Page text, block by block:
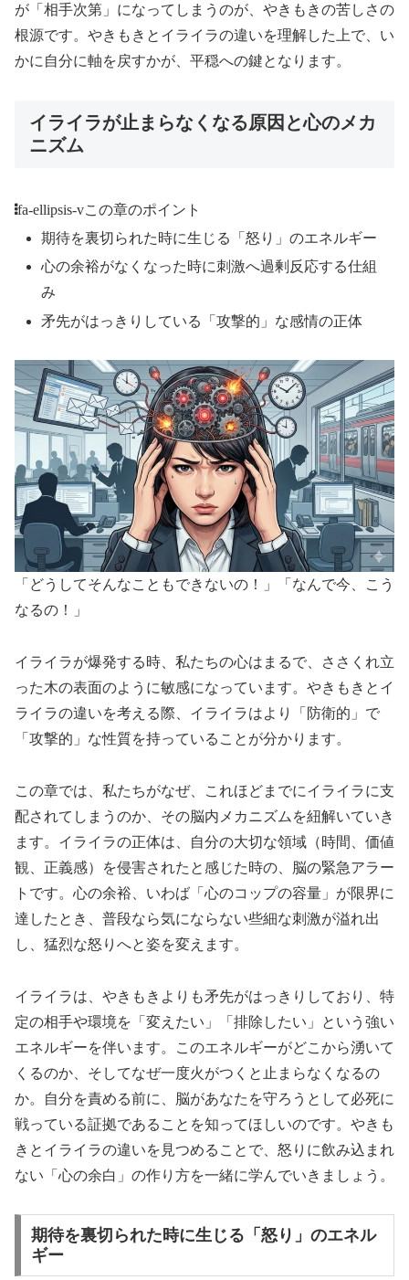
が「相手次第」になってしまうのが、やきもきの苦しさの
根源です。やきもきとイライラの違いを理解した上で、い
かに自分に軸を戻すかが、平穏への鍵となります。
イライラが止まらなくなる原因と心のメカ
ニズム
fa-ellipsis-vこの章のポイント
期待を裏切られた時に生じる「怒り」のエネルギー
心の余裕がなくなった時に刺激へ過剰反応する仕組
み
矛先がはっきりしている「攻撃的」な感情の正体
「どうしてそんなこともできないの！」「なんで今、こう
なるの！」
イライラが爆発する時、私たちの心はまるで、ささくれ立
った木の表面のように敏感になっています。やきもきとイ
ライラの違いを考える際、イライラはより「防衛的」で
「攻撃的」な性質を持っていることが分かります。
この章では、私たちがなぜ、これほどまでにイライラに支
配されてしまうのか、その脳内メカニズムを紐解いていき
ます。イライラの正体は、自分の大切な領域（時間、価値
観、正義感）を侵害されたと感じた時の、脳の緊急アラー
トです。心の余裕、いわば「心のコップの容量」が限界に
達したとき、普段なら気にならない些細な刺激が溢れ出
し、猛烈な怒りへと姿を変えます。
イライラは、やきもきよりも矛先がはっきりしており、特
定の相手や環境を「変えたい」「排除したい」という強い
エネルギーを伴います。このエネルギーがどこから湧いて
くるのか、そしてなぜ一度火がつくと止まらなくなるの
か。自分を責める前に、脳があなたを守ろうとして必死に
戦っている証拠であることを知ってほしいのです。やきも
きとイライラの違いを見つめることで、怒りに飲み込まれ
ない「心の余白」の作り方を一緒に学んでいきましょう。
期待を裏切られた時に生じる「怒り」のエネル
ギー